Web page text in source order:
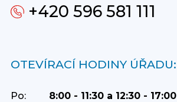
+420 596 581 111
OTEVÍRACÍ HODINY ÚŘADU:
Po:
8:00 - 11:30 a 12:30 - 17:00